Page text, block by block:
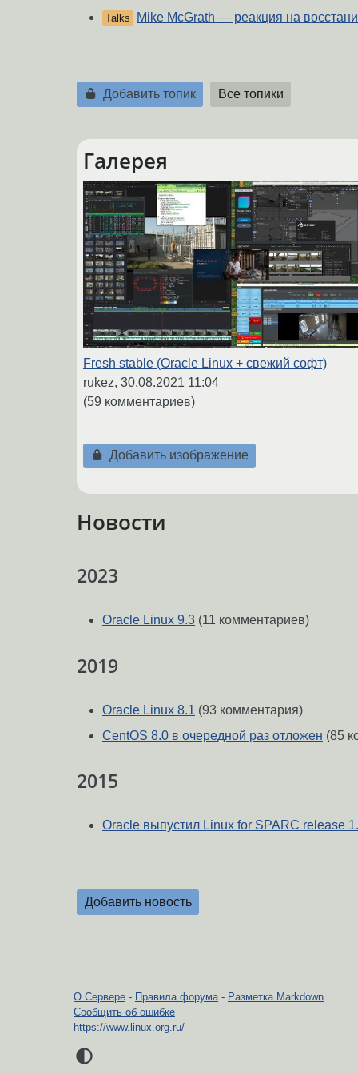
Talks Mike McGrath — реакция на
Добавить топик Все топики
Галерея
Fresh stable (Oracle Linux + свежий софт)
rukez, 30.08.2021 11:04
(59 комментариев)
Добавить изображение
Новости
2023
Oracle Linux 9.3 (11 комментариев)
2019
Oracle Linux 8.1 (93 комментария)
CentOS 8.0 в очередной раз отложен (85
2015
Oracle выпустил Linux for SPARC release
Добавить новость
О Сервере - Правила форума - Разметка Markdown
Сообщить об ошибке
https://www.linux.org.ru/